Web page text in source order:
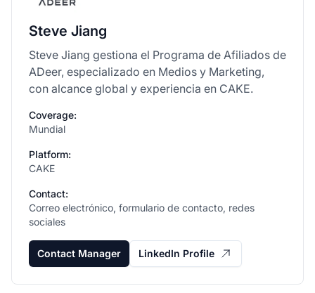
Steve Jiang
Steve Jiang gestiona el Programa de Afiliados de
ADeer, especializado en Medios y Marketing,
con alcance global y experiencia en CAKE.
Coverage:
Mundial
Platform:
CAKE
Contact:
Correo electrónico, formulario de contacto, redes
sociales
Contact Manager LinkedIn Profile